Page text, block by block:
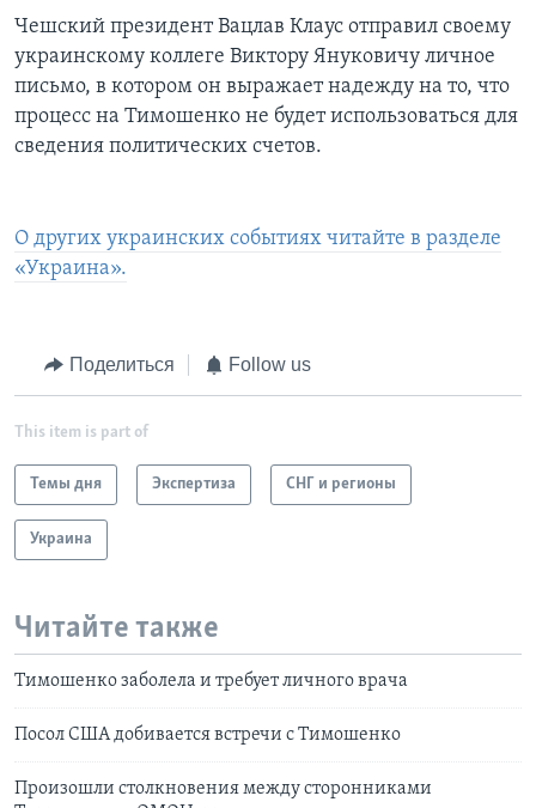
Чешский президент Вацлав Клаус отправил своему
украинскому коллеге Виктору Януковичу личное
письмо, в котором он выражает надежду на то, что
процесс на Тимошенко не будет использоваться для
сведения политических счетов.
О других украинских событиях читайте в разделе
«Украина».
Поделиться Follow us
This item is part of
Темы дня Экспертиза СНГ и регионы
Украина
Читайте также
Тимошенко заболела и требует личного врача
Посол США добивается встречи с Тимошенко
Произошли столкновения между сторонниками